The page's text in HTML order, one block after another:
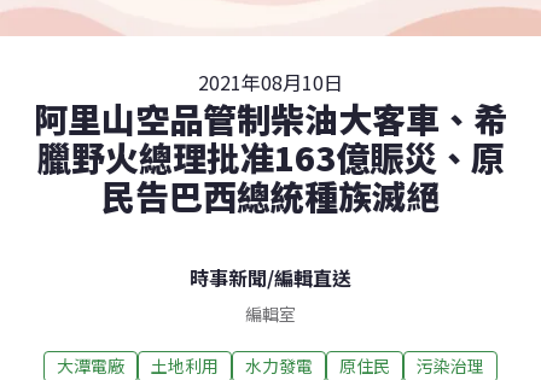
2021年08月10日
阿里山空品管制柴油大客車、希
臘野火總理批准163億賑災、原
民告巴西總統種族滅絕
時事新聞/編輯直送
編輯室
大潭電廠 土地利用 水力發電 原住民
污染治理